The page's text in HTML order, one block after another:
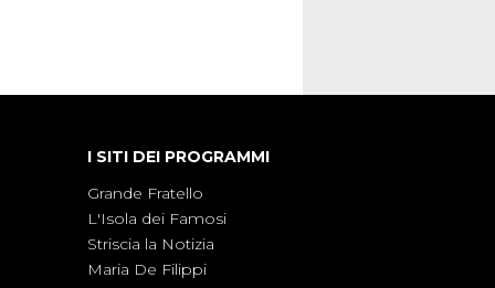
I SITI DEI PROGRAMMI
Grande Fratello
L'Isola dei Famosi
Striscia la Notizia
Maria De Filippi